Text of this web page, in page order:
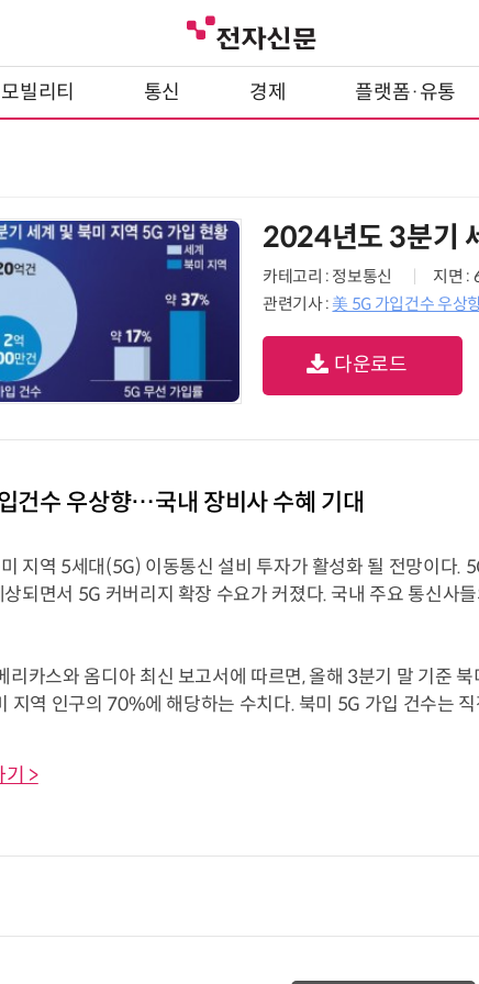
모빌리티 통신 경제 플랫폼·유통
2024년도 3분기
카테고리 : 정보통신 지면 :
관련기사 : 美 5G 가입건수 우상
다운로드
건수 우상향…국내 장비사 수혜 기대
지역 5세대(5G) 이동통신 설비 투자가 활성화 될 전망이다.
상되면서 5G 커버리지 확장 수요가 커졌다. 국내 주요 통신사
리카스와 옴디아 최신 보고서에 따르면, 올해 3분기 말 기준
지역 인구의 70%에 해당하는 수치다. 북미 5G 가입 건수는
기 >